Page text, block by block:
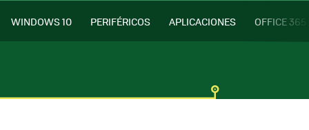
WINDOWS 10 PERIFÉRICOS APLICACIONES OFFICE 365